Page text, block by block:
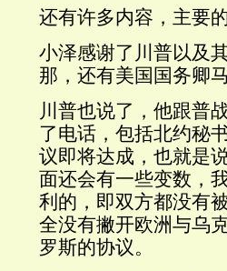
还有许多内容，主要
小泽感谢了川普以及
那，还有美国国务卿
川普也说了，他跟普
了电话，包括北约秘
议即将达成，也就是
面还会有一些变数，
利的，即双方都没有
全没有撇开欧洲与乌
罗斯的协议。